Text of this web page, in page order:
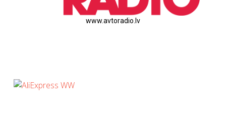
www.avtoradio.lv